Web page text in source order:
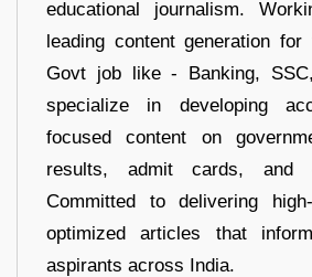
educational journalism.
leading content generation
Govt job like - Banking,
specialize in developing
focused content on
results, admit cards, and
Committed to delivering
optimized articles that
aspirants across India.